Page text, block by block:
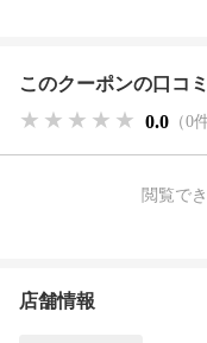
このクーポンの口コミ
★★★★★
★★★★★
★★★★★ 0.0 （0
閲覧で
店舗情報